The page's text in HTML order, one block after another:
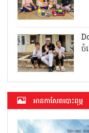
ចំ
អាន​កាសែត​បោះពុម្ភ